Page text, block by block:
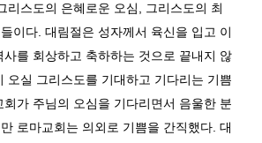
리스도의 은혜로운 오심
그리스도의 최
이다 대림절은 성자께서 육신을 입고 이
사를 회상하고 축하하는 것으로 끝내지 않
오실 그리스도를 기대하고 기다리는 기쁨
회가 주님의 오심을 기다리면서 음울한 분
로마교회는 의외로 기쁨을 간직했다 대